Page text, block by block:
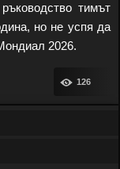
тимът
но не успя да
2026.
126